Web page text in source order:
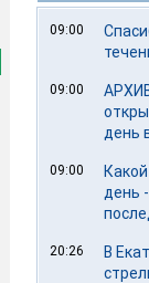
09:00
09:00
день
09:00
день
20:26
В